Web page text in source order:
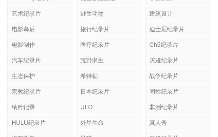
艺术纪录片
野生动物
建筑设计
电影幕后
旅行纪录片
迪士尼纪录片
电影制作
医疗纪录片
Ch5纪录片
汽车纪录片
荒野求生
灾难纪录片
生态保护
希特勒
战争纪录片
宗教纪录片
日本纪录片
同性纪录片
纳粹记录
UFO
非洲纪录片
HULU纪录片
外星生命
真人秀